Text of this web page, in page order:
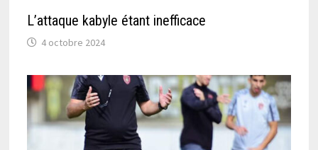
L’attaque kabyle étant inefficace
4 octobre 2024